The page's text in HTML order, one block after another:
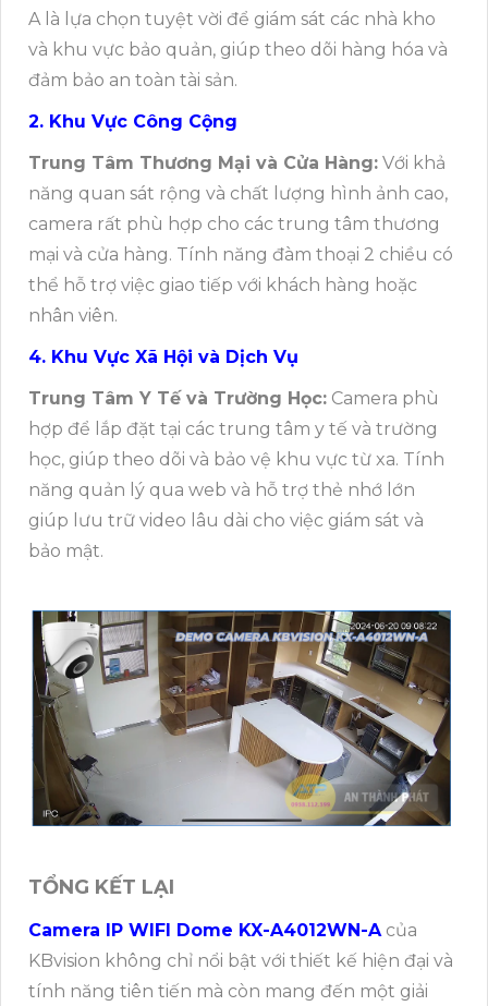
A là lựa chọn tuyệt vời để giám sát các nhà kho
và khu vực bảo quản, giúp theo dõi hàng hóa và
đảm bảo an toàn tài sản.
2. Khu Vực Công Cộng
Trung Tâm Thương Mại và Cửa Hàng: Với khả
năng quan sát rộng và chất lượng hình ảnh cao,
camera rất phù hợp cho các trung tâm thương
mại và cửa hàng. Tính năng đàm thoại 2 chiều có
thể hỗ trợ việc giao tiếp với khách hàng hoặc
nhân viên.
4. Khu Vực Xã Hội và Dịch Vụ
Trung Tâm Y Tế và Trường Học: Camera phù
hợp để lắp đặt tại các trung tâm y tế và trường
học, giúp theo dõi và bảo vệ khu vực từ xa. Tính
năng quản lý qua web và hỗ trợ thẻ nhớ lớn
giúp lưu trữ video lâu dài cho việc giám sát và
bảo mật.
TỔNG KẾT LẠI
Camera IP WIFI Dome KX-A4012WN-Acủa
KBvision không chỉ nổi bật với thiết kế hiện đại và
tính năng tiên tiến mà còn mang đến một giải